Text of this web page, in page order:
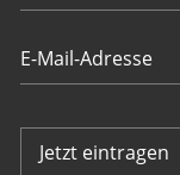
Jetzt eintragen